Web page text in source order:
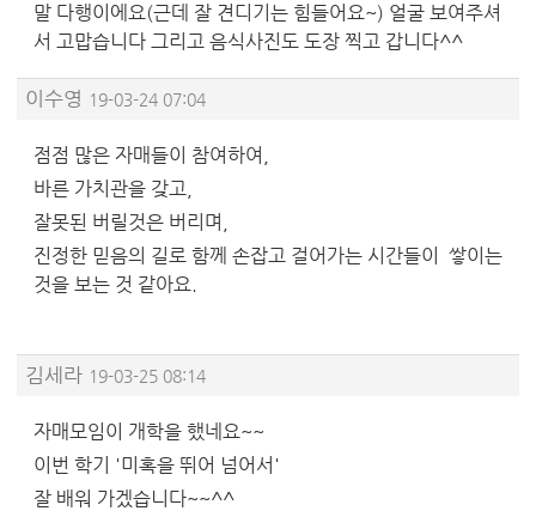
말 다행이에요(근데 잘 견디기는 힘들어요~) 얼굴 보여주셔
서 고맙습니다 그리고 음식사진도 도장 찍고 갑니다^^
이수영 19-03-24 07:04
점점 많은 자매들이 참여하여,
바른 가치관을 갖고,
잘못된 버릴것은 버리며,
진정한 믿음의 길로 함께 손잡고 걸어가는 시간들이 쌓이는
것을 보는 것 같아요.
김세라 19-03-25 08:14
자매모임이 개학을 했네요~~
이번 학기 '미혹을 뛰어 넘어서'
잘 배워 가겠습니다~~^^